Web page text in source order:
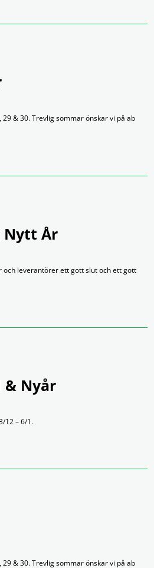
& 30. Trevlig sommar önskar vi på ab
Nytt År
och leverantörer ett gott slut och ett gott
& Nyår
12 – 6/1.
& 30. Trevlig sommar önskar vi på ab